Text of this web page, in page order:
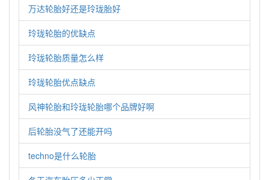
万达轮胎好还是玲珑胎好
玲珑轮胎的优缺点
玲珑轮胎质量怎么样
玲珑轮胎优点缺点
风神轮胎和玲珑轮胎哪个品牌好啊
后轮胎没气了还能开吗
techno是什么轮胎